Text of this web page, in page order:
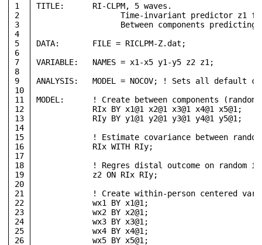
1
2
3
4
5
6
7
8
9
10
11
12
13
14
15
16
17
18
19
20
21
22
23
24
25
26
TITLE:	    RI-CLPM, 5 waves.
Time-invariant predictor z1
Between components
DATA:       FILE = RICLPM-Z.dat;
VARIABLE:   NAMES = x1-x5 y1-y5 z2 z1;
ANALYSIS:   MODEL = NOCOV; ! Sets all default
MODEL:      ! Create between components
            RIx BY x1@1 x2@1 x3@1 x4@1 x5@1;
            RIy BY y1@1 y2@1 y3@1 y4@1 y5@1;
! Estimate covariance between
            RIx WITH RIy;
! Regres distal outcome on random
            z2 ON RIx RIy;
! Create within-person centered
            wx1 BY x1@1;
            wx2 BY x2@1;
            wx3 BY x3@1;
            wx4 BY x4@1;
            wx5 BY x5@1;